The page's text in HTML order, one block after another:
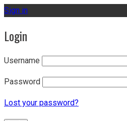
Sign in
Login
Username
Password
Lost your password?